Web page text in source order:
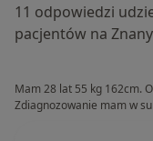
11 odpowiedzi
pacjentów na
Mam 28 lat 55 kg 162cm.
Zdiagnozowanie mam w